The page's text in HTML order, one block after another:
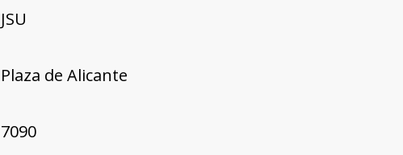
JSU
Plaza de Alicante
7090